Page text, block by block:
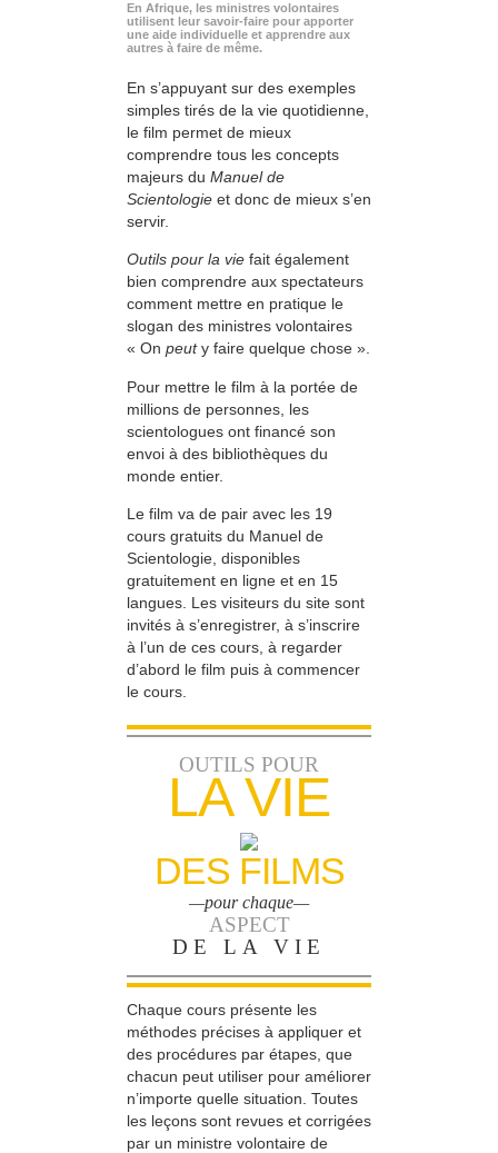
En Afrique, les ministres volontaires
utilisent leur savoir-faire pour apporter
une aide individuelle et apprendre aux
autres à faire de même.
En s’appuyant sur des exemples
simples tirés de la vie quotidienne,
le film permet de mieux
comprendre tous les concepts
majeurs du Manuel de
Scientologie et donc de mieux s’en
servir.
Outils pour la vie fait également
bien comprendre aux spectateurs
comment mettre en pratique le
slogan des ministres volontaires
« On peuty faire quelque chose ».
Pour mettre le film à la portée de
millions de personnes, les
scientologues ont financé son
envoi à des bibliothèques du
monde entier.
Le film va de pair avec les 19
cours gratuits du Manuel de
Scientologie, disponibles
gratuitement en ligne et en 15
langues. Les visiteurs du site sont
invités à s’enregistrer, à s’inscrire
à l’un de ces cours, à regarder
d’abord le film puis à commencer
le cours.
OUTILS POUR
LA VIE
DES FILMS
—pour chaque—
ASPECT
DE LA VIE
Chaque cours présente les
méthodes précises à appliquer et
des procédures par étapes, que
chacun peut utiliser pour améliorer
n’importe quelle situation. Toutes
les leçons sont revues et corrigées
par un ministre volontaire de